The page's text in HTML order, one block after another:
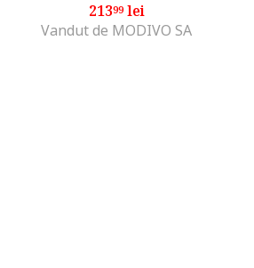
21399lei
Vandut de MODIVO SA